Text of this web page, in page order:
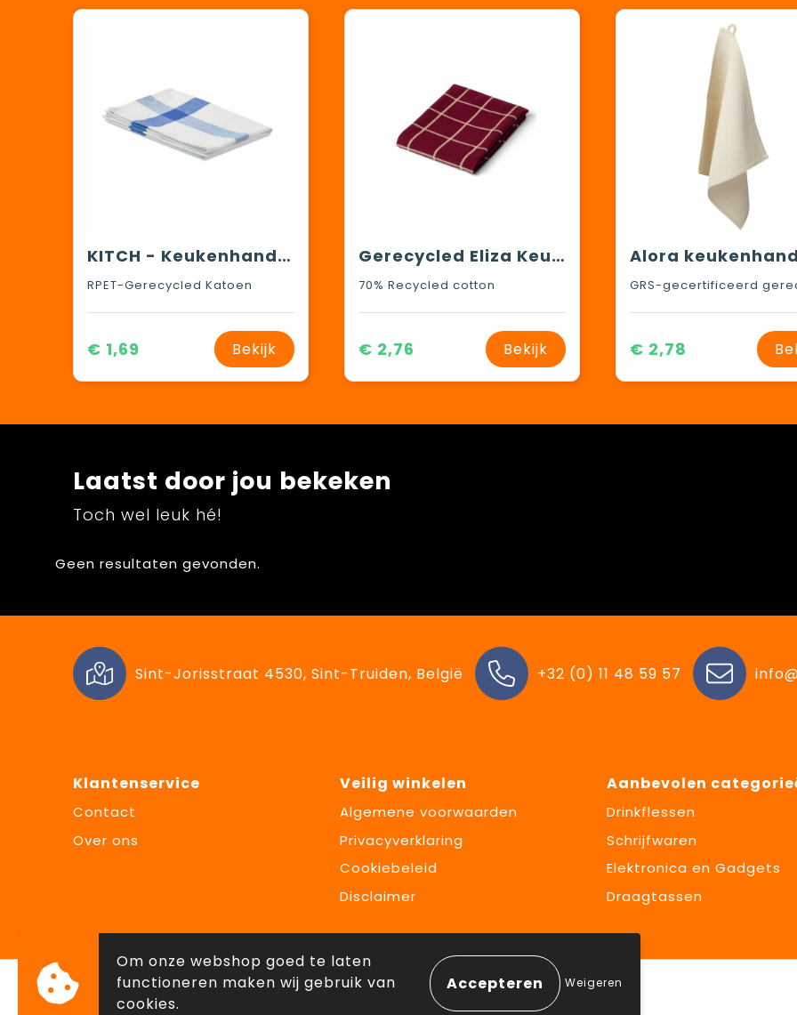
KITCH - Keukenhanddoek gerecycled
RPET-Gerecycled Katoen
€ 1,69 Bekijk
Gerecycled Eliza Keukendoekje
70% Recycled cotton
€ 2,76 Bekijk € 2,78
Laatst door jou bekeken
Toch wel leuk hé!
Geen resultaten gevonden.
Sint-Jorisstraat 4530, Sint-Truiden, België +32 (0) 11 48 59 57
Klantenservice
Contact
Over ons
Veilig winkelen
Algemene voorwaarden
Privacyverklaring
Cookiebeleid
Disclaimer
Aanbevolen
Drinkflessen
Schrijfwaren
Elektronica en Gadgets
Draagtassen
© Copyright Lowette Gifts 2026
Om onze webshop goed te laten
functioneren maken wij gebruik van
cookies.
Weigeren